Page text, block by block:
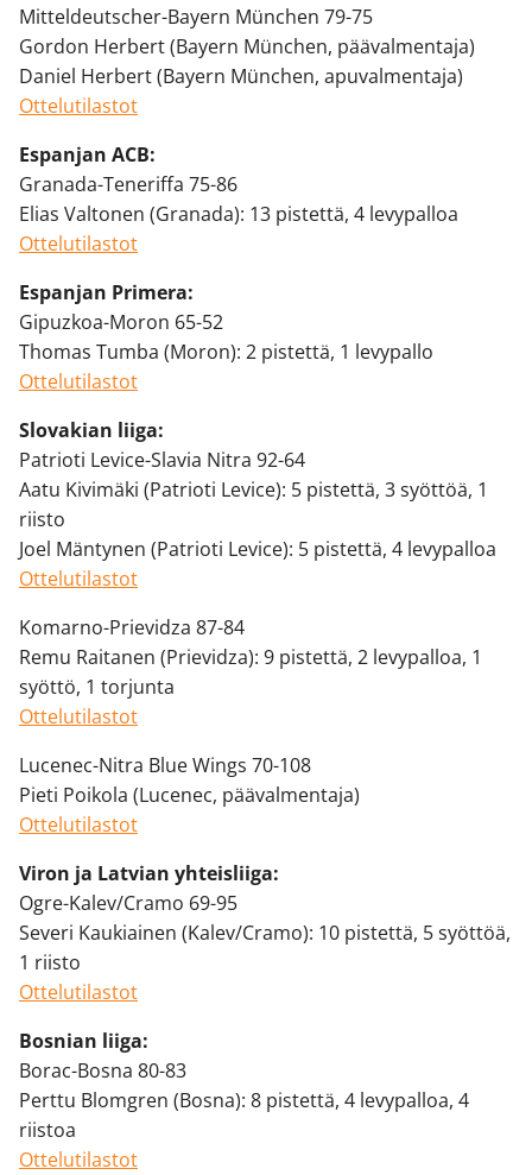
Mitteldeutscher-Bayern München 79-75
Gordon Herbert (Bayern München, päävalmentaja)
Daniel Herbert (Bayern München, apuvalmentaja)
Ottelutilastot
Espanjan ACB:
Granada-Teneriffa 75-86
Elias Valtonen (Granada): 13 pistettä, 4 levypalloa
Ottelutilastot
Espanjan Primera:
Gipuzkoa-Moron 65-52
Thomas Tumba (Moron): 2 pistettä, 1 levypallo
Ottelutilastot
Slovakian liiga:
Patrioti Levice-Slavia Nitra 92-64
Aatu Kivimäki (Patrioti Levice): 5 pistettä, 3 syöttöä, 1
riisto
Joel Mäntynen (Patrioti Levice): 5 pistettä, 4 levypalloa
Ottelutilastot
Komarno-Prievidza 87-84
Remu Raitanen (Prievidza): 9 pistettä, 2 levypalloa, 1
syöttö, 1 torjunta
Ottelutilastot
Lucenec-Nitra Blue Wings 70-108
Pieti Poikola (Lucenec, päävalmentaja)
Ottelutilastot
Viron ja Latvian yhteisliiga:
Ogre-Kalev/Cramo 69-95
Severi Kaukiainen (Kalev/Cramo): 10 pistettä, 5 syöttöä,
1 riisto
Ottelutilastot
Bosnian liiga:
Borac-Bosna 80-83
Perttu Blomgren (Bosna): 8 pistettä, 4 levypalloa, 4
riistoa
Ottelutilastot